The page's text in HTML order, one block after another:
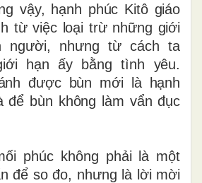
vậy, hạnh phúc Kitô giáo
từ việc loại trừ những giới
người, nhưng từ cách ta
hạn ấy bằng tình yêu.
được bùn mới là hạnh
để bùn không làm vẩn đục
phúc không phải là một
để so đo, nhưng là lời mời